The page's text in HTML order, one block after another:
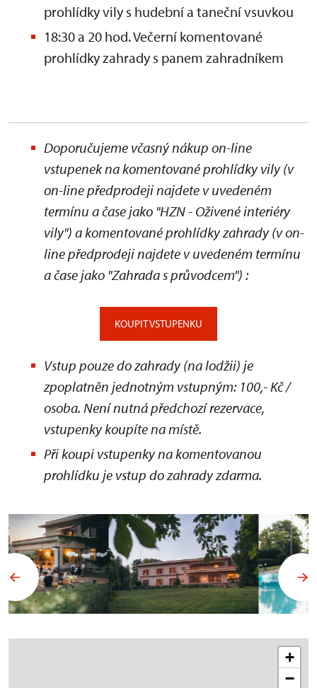
prohlídky vily s hudební a taneční vsuvkou
18:30 a 20 hod. Večerní komentované
prohlídky zahrady s panem zahradníkem
Doporučujeme včasný nákup on-line
vstupenek na komentované prohlídky vily (v
on-line předprodeji najdete v uvedeném
termínu a čase jako "HZN - Oživené interiéry
vily") a komentované prohlídky zahrady(v on-
line předprodeji najdete v uvedeném termínu
a čase jako "Zahrada s průvodcem") :
KOUPIT VSTUPENKU
Vstup pouze do zahrady (na lodžii) je
zpoplatněn jednotným vstupným: 100,- Kč /
osoba. Není nutná předchozí rezervace,
vstupenky koupíte na místě.
Při koupi vstupenky na komentovanou
prohlídku je vstup do zahrady zdarma.
+
−